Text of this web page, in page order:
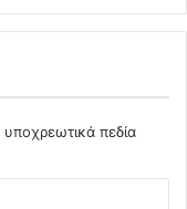
υποχρεωτικά πεδία